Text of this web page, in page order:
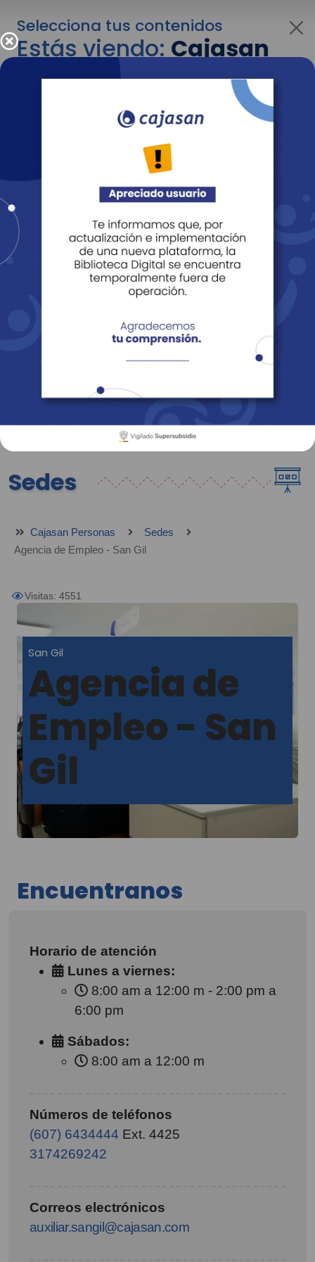
Selecciona tus contenidos
Estás viendo:Cajasan
para personas
Para cambiar al contenido de tu interés más
adelante recuerda utilizar el menú
Entendido
Revista Fácil Vivir
Sedes Directorio Servicios En Línea
Sedes
Cajasan Personas
Sedes
Agencia de Empleo - San Gil
Visitas: 4551
San Gil
Agencia de
Empleo - San
Gil
Encuentranos
Horario de atención
Lunes a viernes:
8:00 am a 12:00 m - 2:00 pm a
6:00 pm
Sábados:
8:00 am a 12:00 m
Números de teléfonos
(607) 6434444 Ext. 4425
3174269242
Correos electrónicos
auxiliar.sangil@cajasan.com